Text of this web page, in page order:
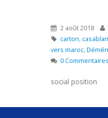
2 août 2018
carton,
vers maroc,
0 Commentaires
social position